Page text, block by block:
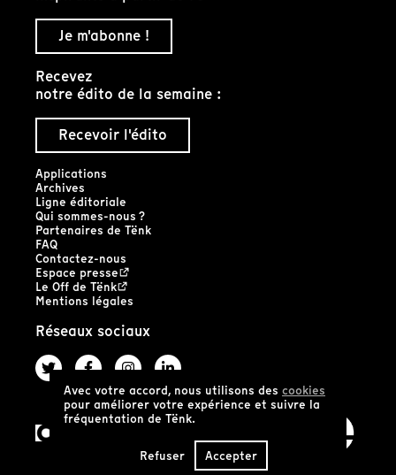
Avec votre accord, nous utilisons des cookies
pour améliorer votre expérience et suivre la
fréquentation de Tënk.
Refuser Accepter
Je m'abonne !
Recevez
notre édito de la semaine :
Recevoir l'édito
Applications
Archives
Ligne éditoriale
Qui sommes-nous ?
Partenaires de Tënk
FAQ
Contactez-nous
Espace presse
Le Off de Tënk
Mentions légales
Réseaux sociaux